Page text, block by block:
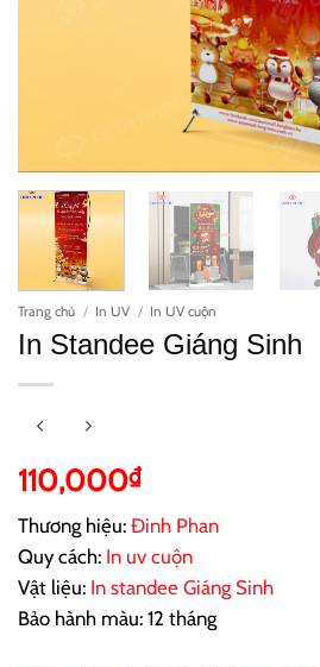
Trang chủ / In UV / In UV cuộn
In Standee Giáng Sinh
110,000₫
Thương hiệu: Đinh Phan
Quy cách: In uv cuộn
Vật liệu: In standee Giáng Sinh
Bảo hành màu: 12 tháng